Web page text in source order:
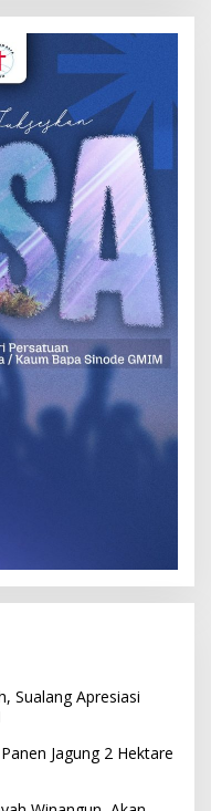
Sualang Apresiasi
Jagung 2 Hektare